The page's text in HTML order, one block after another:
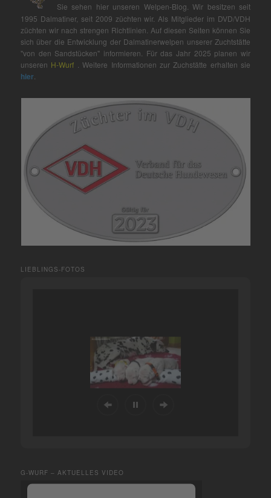
Sie sehen hier unseren Welpen-Blog. Wir besitzen seit
1995 Dalmatiner, seit 2009 züchten wir. Als Mitglieder im DVD/VDH
züchten wir nach strengen Richtlinien. Auf diesen Seiten können Sie
sich über die Entwicklung der Dalmatinerwelpen unserer Zuchtstätte
"von den Sandstücken" informieren. Für das Jahr 2025 planen wir
unseren H-Wurf . Weitere Informationen zur Zuchstätte erhalten sie
hier
LIEBLINGS-FOTOS
G-WURF – AKTUELLES VIDEO